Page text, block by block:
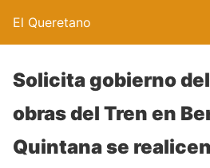
El Queretano
Solicita gobierno
obras del Tren en
Quintana se